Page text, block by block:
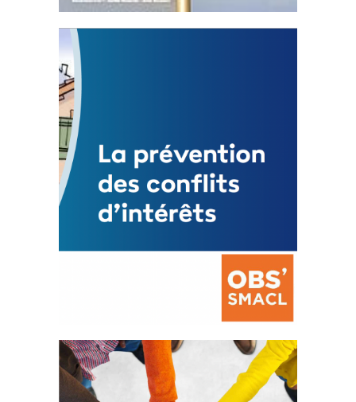
Statut de l’élu local
3 avril 2024
Mise à jour avril 2024
FEUILLETER
La prévention des conflits
d’intérêts
18 septembre 2023